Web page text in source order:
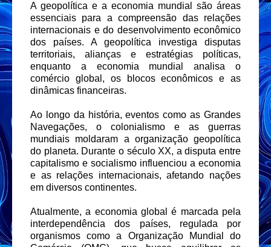
A geopolítica e a economia mundial são áreas
essenciais para a compreensão das relações
internacionais e do desenvolvimento econômico
dos países. A geopolítica investiga disputas
territoriais, alianças e estratégias políticas,
enquanto a economia mundial analisa o
comércio global, os blocos econômicos e as
dinâmicas financeiras.
Ao longo da história, eventos como as Grandes
Navegações, o colonialismo e as guerras
mundiais moldaram a organização geopolítica
do planeta. Durante o século XX, a disputa entre
capitalismo e socialismo influenciou a economia
e as relações internacionais, afetando nações
em diversos continentes.
Atualmente, a economia global é marcada pela
interdependência dos países, regulada por
organismos como a Organização Mundial do